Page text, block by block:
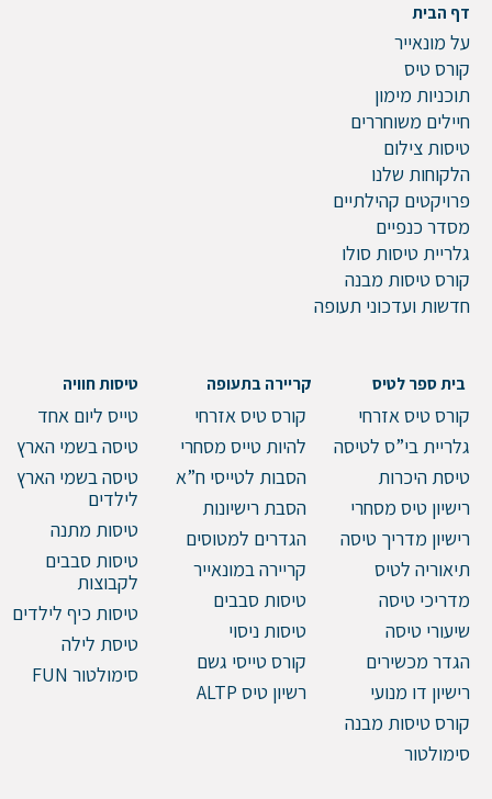
דף הבית
על מונאייר
קורס טיס
תוכניות מימון
חיילים משוחררים
טיסות צילום
הלקוחות שלנו
פרויקטים קהילתיים
מסדר כנפיים
גלריית טיסות סולו
קורס טיסות מבנה
חדשות ועדכוני תעופה
בית ספר לטיס
קורס טיס אזרחי
גלריית בי”ס לטיסה
טיסת היכרות
רישיון טיס מסחרי
רישיון מדריך טיסה
תיאוריה לטיס
מדריכי טיסה
שיעורי טיסה
הגדר מכשירים
רישיון דו מנועי
קורס טיסות מבנה
סימולטור
קריירה בתעופה
קורס טיס אזרחי
להיות טייס מסחרי
הסבות לטייסי ח”א
הסבת רישיונות
הגדרים למטוסים
קריירה במונאייר
טיסות סבבים
טיסות ניסוי
קורס טייסי גשם
רשיון טיס ALTP
טיסות חוויה
טייס ליום אחד
טיסה בשמי הארץ
טיסה בשמי הארץ
לילדים
טיסות מתנה
טיסות סבבים
לקבוצות
טיסות כיף לילדים
טיסת לילה
סימולטור FUN